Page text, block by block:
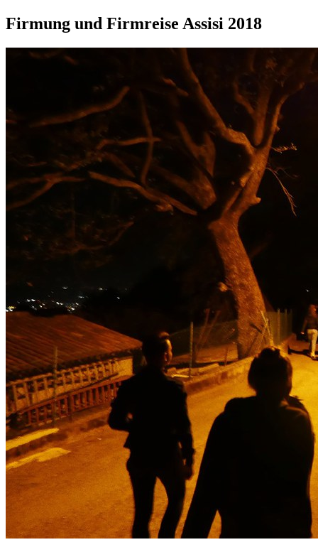
Firmung und Firmreise Assisi 2018